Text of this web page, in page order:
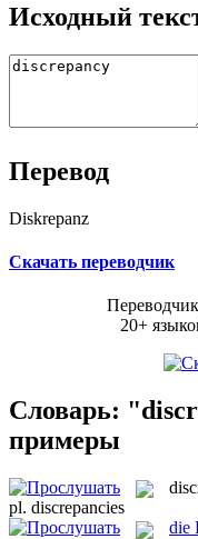
Исходный
Перевод
Diskrepanz
Скачать переводчик
20+
Словарь:
примеры
pl. discrepancies
die